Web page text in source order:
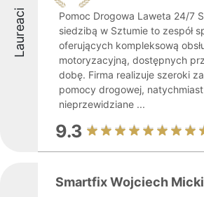
Laureaci
Pomoc Drogowa Laweta 24/7
siedzibą w Sztumie to zespół
oferujących kompleksową
motoryzacyjną, dostępnych
dobę. Firma realizuje szeroki
pomocy drogowej,
nieprzewidziane ...
9.3
Smartfix Wojciech